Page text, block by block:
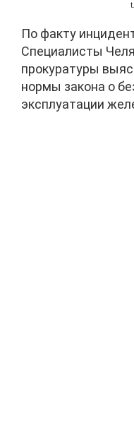
По факту
Специалисты
прокуратуры
нормы закона о
эксплуатации